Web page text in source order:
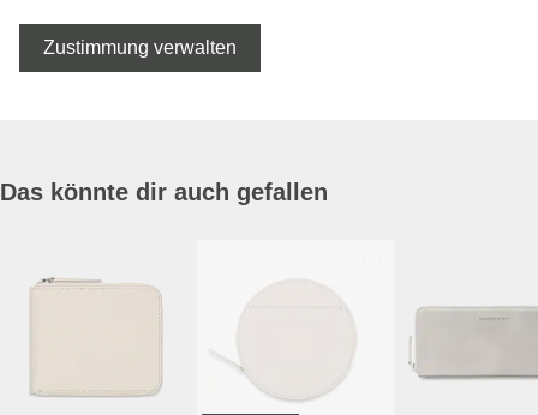
Zustimmung verwalten
Das könnte dir auch gefallen